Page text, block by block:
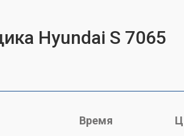
Hyundai S 7065
Время